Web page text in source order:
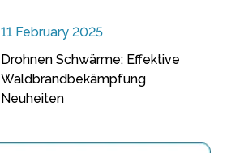
11 February 2025
Drohnen Schwärme: Effektive
Waldbrandbekämpfung
Neuheiten